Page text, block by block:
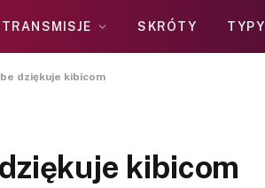
TRANSMISJE SKRÓTY TYPY
dziękuje kibicom
kibicom